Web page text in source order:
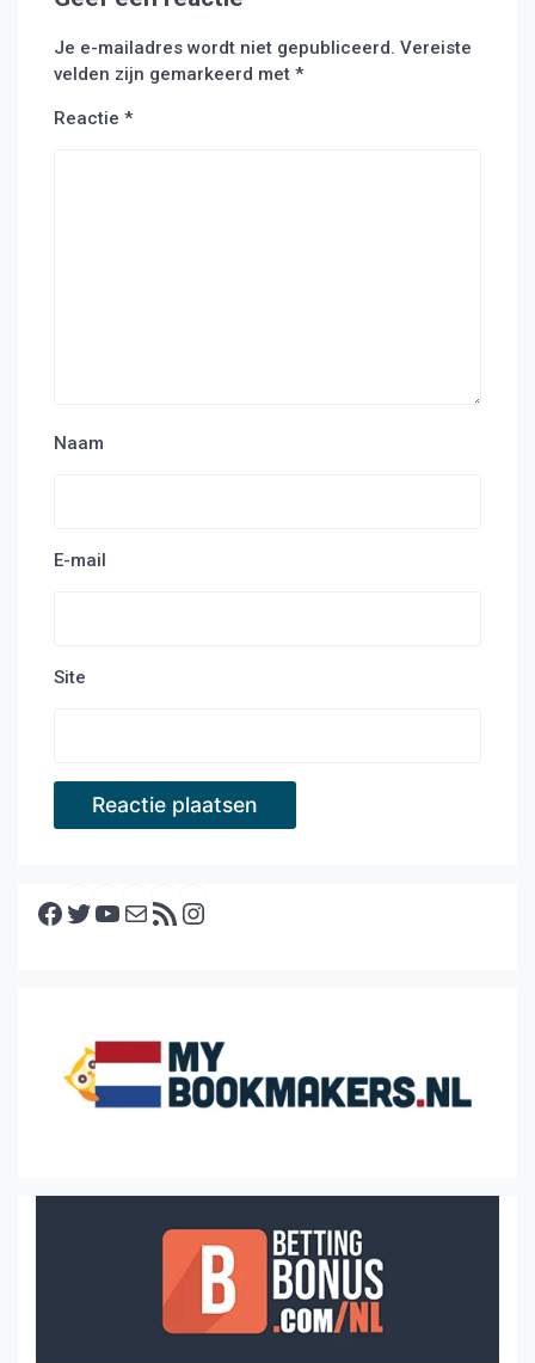
Je e-mailadres wordt niet gepubliceerd. Vereiste
velden zijn gemarkeerd met *
Reactie *
Naam
E-mail
Site
Facebook Twitter YouTube E-mail RSS feed